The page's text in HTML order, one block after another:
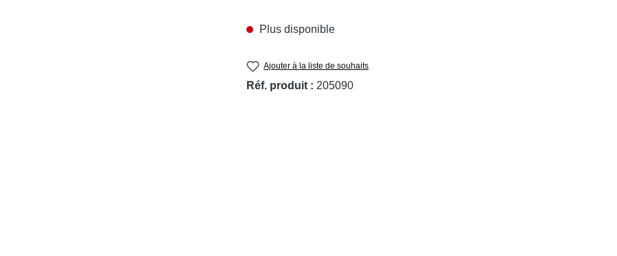
Plus disponible
Ajouter à la liste de souhaits
Réf. produit : 205090